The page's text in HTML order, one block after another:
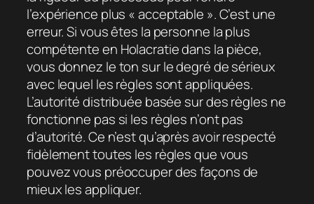
l’expérience plus « acceptable ». C’est une
erreur. Si vous êtes la personne la plus
compétente en Holacratie dans la pièce,
vous donnez le ton sur le degré de sérieux
avec lequel les règles sont appliquées.
L’autorité distribuée basée sur des règles ne
fonctionne pas si les règles n’ont pas
d’autorité. Ce n’est qu’après avoir respecté
fidèlement toutes les règles que vous
pouvez vous préoccuper des façons de
mieux les appliquer.